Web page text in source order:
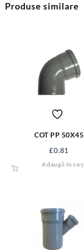
Produse similare
COT PP 50X45
£0.81
Adaugă în coș